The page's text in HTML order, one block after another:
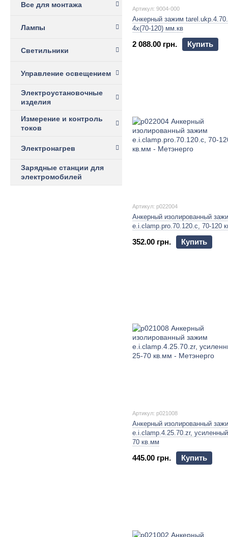
Артикул: 9004-000
Анкерный зажим
4х(70-120) мм.кв
2 088.00 грн. Купить
Артикул: p022004
Анкерный изолированный
e.i.clamp.pro.70.120.c, 70-120
352.00 грн. Купить
Артикул: p021008
Анкерный изолированный
e.i.clamp.4.25.70.zr,
70 кв.мм
445.00 грн. Купить
Все для монтажа
Лампы
Светильники
Управление освещением
Электроустановочные
изделия
Измерение и контроль
токов
Электронагрев
Зарядные станции для
электромобилей